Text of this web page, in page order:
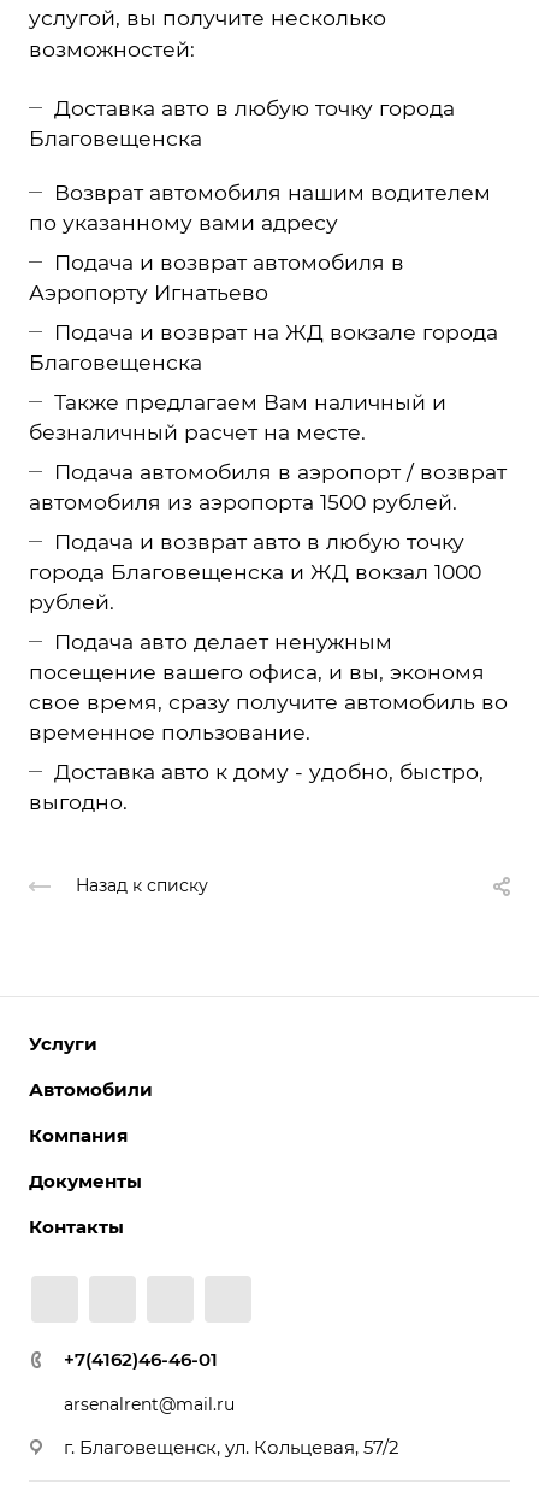
услугой, вы получите несколько
возможностей:
Доставка авто в любую точку города
Благовещенска
Возврат автомобиля нашим водителем
по указанному вами адресу
Подача и возврат автомобиля в
Аэропорту Игнатьево
Подача и возврат на ЖД вокзале города
Благовещенска
Также предлагаем Вам наличный и
безналичный расчет на месте.
Подача автомобиля в аэропорт / возврат
автомобиля из аэропорта 1500 рублей.
Подача и возврат авто в любую точку
города Благовещенска и ЖД вокзал 1000
рублей.
Подача авто делает ненужным
посещение вашего офиса, и вы, экономя
свое время, сразу получите автомобиль во
временное пользование.
Доставка авто к дому - удобно, быстро,
выгодно.
Назад к списку
Услуги
Автомобили
Компания
Документы
Контакты
+7(4162)46-46-01
arsenalrent@mail.ru
г. Благовещенск, ул. Кольцевая, 57/2